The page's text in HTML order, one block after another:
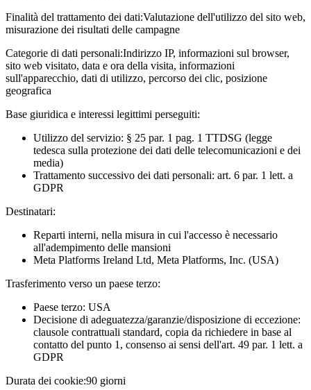
Finalità del trattamento dei dati:Valutazione dell'utilizzo del sito web,
misurazione dei risultati delle campagne
Categorie di dati personali:Indirizzo IP, informazioni sul browser,
sito web visitato, data e ora della visita, informazioni
sull'apparecchio, dati di utilizzo, percorso dei clic, posizione
geografica
Base giuridica e interessi legittimi perseguiti:
Utilizzo del servizio: § 25 par. 1 pag. 1 TTDSG (legge
tedesca sulla protezione dei dati delle telecomunicazioni e dei
media)
Trattamento successivo dei dati personali: art. 6 par. 1 lett. a
GDPR
Destinatari:
Reparti interni, nella misura in cui l'accesso è necessario
all'adempimento delle mansioni
Meta Platforms Ireland Ltd, Meta Platforms, Inc. (USA)
Trasferimento verso un paese terzo:
Paese terzo: USA
Decisione di adeguatezza/garanzie/disposizione di eccezione:
clausole contrattuali standard, copia da richiedere in base al
contatto del punto 1, consenso ai sensi dell'art. 49 par. 1 lett. a
GDPR
Durata dei cookie:90 giorni